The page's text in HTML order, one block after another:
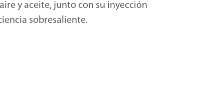
y aceite, junto con su inyección
sobresaliente.